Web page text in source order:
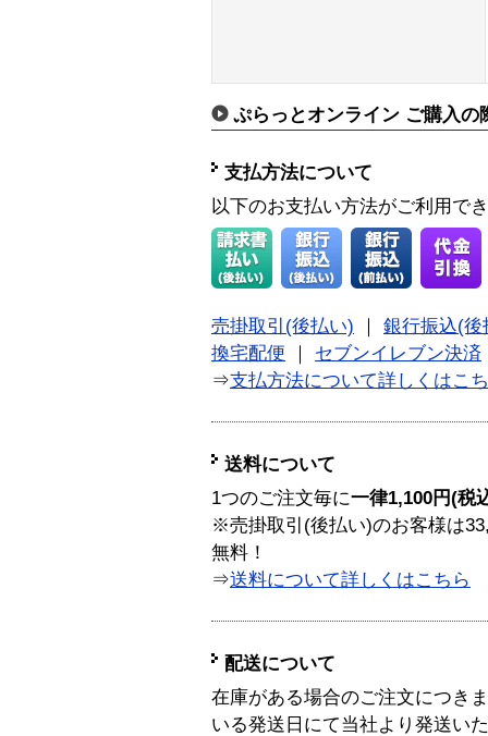
ぷらっとオンライン ご購入の
支払方法について
以下のお支払い方法がご利用で
売掛取引(後払い) ｜ 銀行振込(後
換宅配便 ｜ セブンイレブン決済
⇒支払方法について詳しくはこ
送料について
1つのご注文毎に一律1,100円(税
※売掛取引(後払い)のお客様は
無料！
⇒送料について詳しくはこちら
配送について
在庫がある場合のご注文につき
いる発送日にて当社より発送い